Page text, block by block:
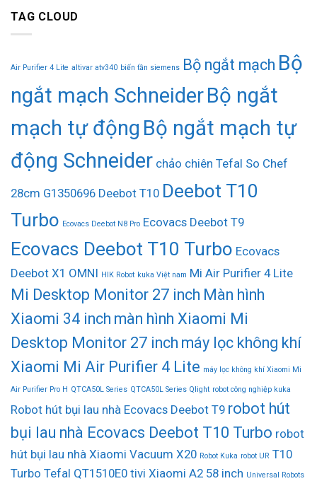
TAG CLOUD
Air Purifier 4 Lite altivar atv340 biến tần siemens Bộ ngắt mạch Bộ
ngắt mạch SchneiderBộ ngắt
mạch tự động Bộ ngắt mạch tự
động Schneider chảo chiên Tefal So Chef
28cm G1350696 Deebot T10 Deebot T10
Turbo Ecovacs Deebot N8 Pro Ecovacs Deebot T9
Ecovacs Deebot T10 Turbo Ecovacs
Deebot X1 OMNI HIK Robot kuka Việt nam Mi Air Purifier 4 Lite
Mi Desktop Monitor 27 inch Màn hình
Xiaomi 34 inch màn hình Xiaomi Mi
Desktop Monitor 27 inch máy lọc không khí
Xiaomi Mi Air Purifier 4 Lite máy lọc không khí Xiaomi Mi
Air Purifier Pro H QTCA50L Series QTCA50L Series Qlight robot công nghiệp kuka
Robot hút bụi lau nhà Ecovacs Deebot T9 robot hút
bụi lau nhà Ecovacs Deebot T10 Turbo robot
hút bụi lau nhà Xiaomi Vacuum X20 Robot Kuka robot UR T10
Turbo Tefal QT1510E0 tivi Xiaomi A2 58 inch Universal Robots